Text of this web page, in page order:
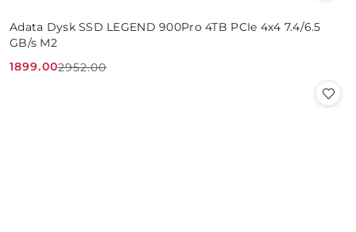
Adata Dysk SSD LEGEND 900Pro 4TB PCIe 4x4 7.4/6.5
GB/s M2
Cena
1899.00
Cena
2952.00